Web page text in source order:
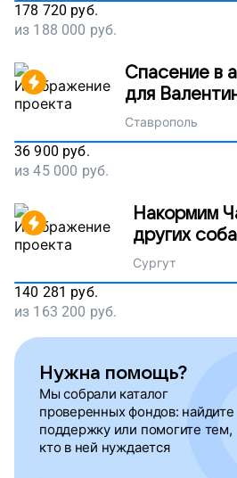
178 720 руб.
из 188 000 руб.
Спасение в
для
Ставрополь
36 900 руб.
из45 000 руб.
Накормим
других
Сургут
140 281 руб.
из 163 200 руб.
Нужна помощь?
Мы собрали каталог
проверенных фондов: найдите
поддержку или помогите тем,
кто в ней нуждается